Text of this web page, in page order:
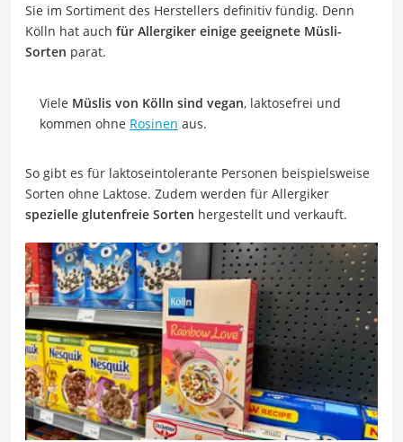
Sie im Sortiment des Herstellers definitiv fündig. Denn
Kölln hat auch für Allergiker einige geeignete Müsli-
Sorten parat.
Viele Müslis von Kölln sind vegan, laktosefrei und
kommen ohne Rosinen aus.
So gibt es für laktoseintolerante Personen beispielsweise
Sorten ohne Laktose. Zudem werden für Allergiker
spezielle glutenfreie Sorten hergestellt und verkauft.